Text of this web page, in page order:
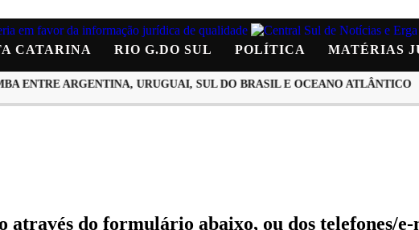
CATARINA RIO G.DO SUL POLÍTICA MATÉRIAS
ARGENTINA, URUGUAI, SUL DO BRASIL E OCEANO ATLÂNTICO
através do formulário abaixo, ou dos telefones/